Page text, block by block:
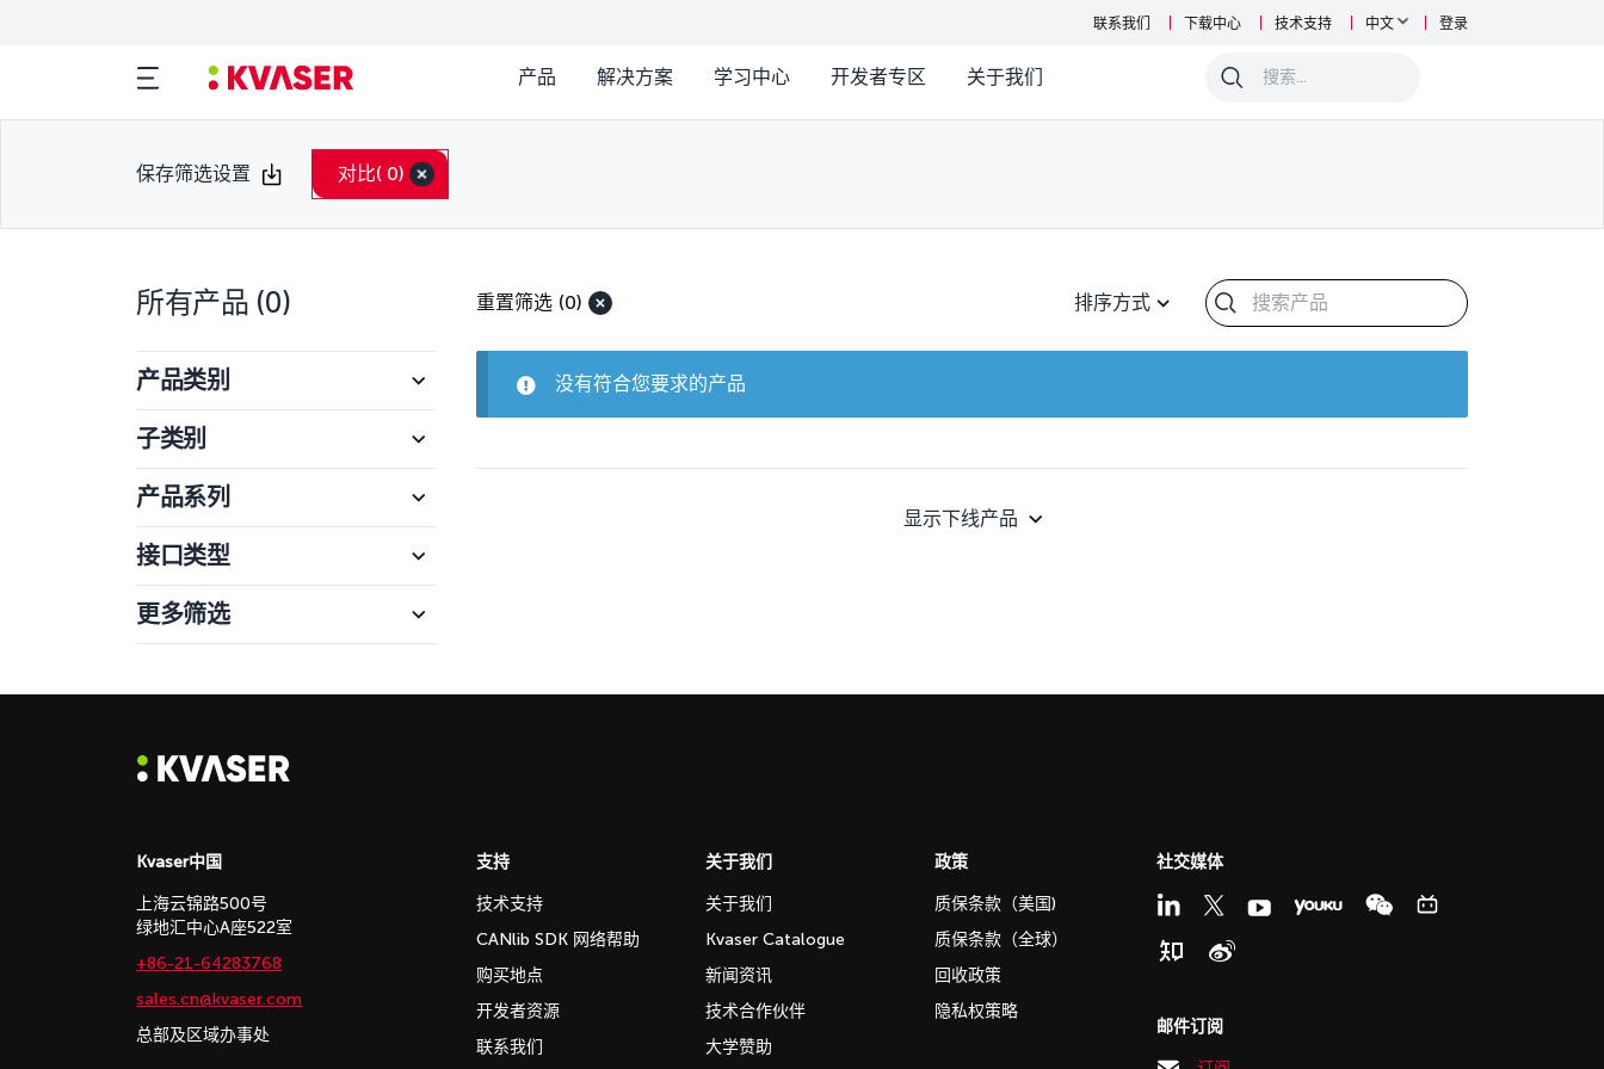
联系我们 下载中心 技术支持 中文 登录
产品 解决方案 学习中心 开发者专区 关于我们 0
保存筛选设置 对比( 0)
所有产品 (0) 重置筛选 (0) 排序方式
产品类别
子类别
产品系列
接口类型
更多筛选
没有符合您要求的产品
显示下线产品
Kvaser中国
上海云锦路500号
绿地汇中心A座522室
+86-21-64283768
sales.cn@kvaser.com
总部及区域办事处
支持
技术支持
CANlib SDK 网络帮助
购买地点
开发者资源
联系我们
关于我们
关于我们
Kvaser Catalogue
新闻资讯
技术合作伙伴
大学赞助
政策
质保条款（美国)
质保条款（全球）
回收政策
隐私权策略
社交媒体
邮件订阅